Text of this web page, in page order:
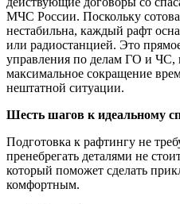
МЧС России. Поскольку
нестабильна, каждый рафт
или радиостанцией. Это
управления по делам ГО и ЧС,
максимальное сокращение
нештатной ситуации.
Шесть шагов к идеальному
Подготовка к рафтингу не
пренебрегать деталями не
который поможет сделать
комфортным.